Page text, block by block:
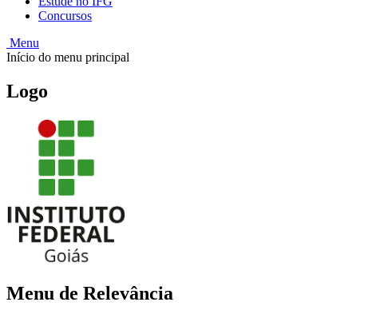
Concursos
Menu
Início do menu principal
Logo
Menu de Relevância